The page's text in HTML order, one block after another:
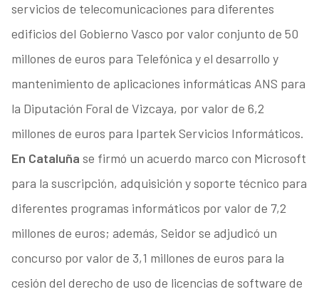
servicios de telecomunicaciones para diferentes
edificios del Gobierno Vasco por valor conjunto de 50
millones de euros para Telefónica y el desarrollo y
mantenimiento de aplicaciones informáticas ANS para
la Diputación Foral de Vizcaya, por valor de 6,2
millones de euros para Ipartek Servicios Informáticos.
En Cataluña se firmó un acuerdo marco con Microsoft
para la suscripción, adquisición y soporte técnico para
diferentes programas informáticos por valor de 7,2
millones de euros; además, Seidor se adjudicó un
concurso por valor de 3,1 millones de euros para la
cesión del derecho de uso de licencias de software de